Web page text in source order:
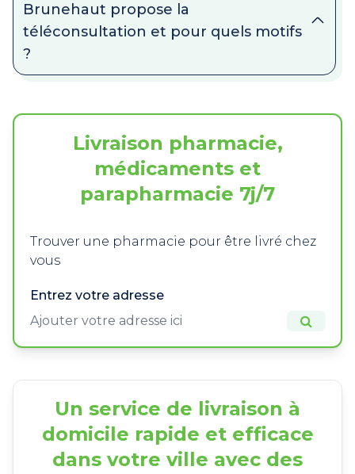
Brunehaut propose la
téléconsultation et pour quels motifs
?
Livraison pharmacie,
médicaments et
parapharmacie 7j/7
Trouver une pharmacie pour être livré chez
vous
Entrez votre adresse
Un service de livraison à
domicile rapide et efficace
dans votre ville avec des